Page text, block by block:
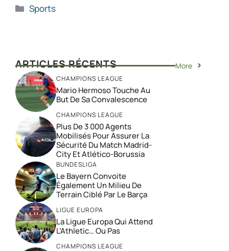
Catégories
Sports
ARTICLES RÉCENTS More
CHAMPIONS LEAGUE
Mario Hermoso Touche Au
But De Sa Convalescence
CHAMPIONS LEAGUE
Plus De 3 000 Agents
Mobilisés Pour Assurer La
Sécurité Du Match Madrid-
City Et Atlético-Borussia
BUNDESLIGA
Le Bayern Convoite
Également Un Milieu De
Terrain Ciblé Par Le Barça
LIGUE EUROPA
La Ligue Europa Qui Attend
L’Athletic… Ou Pas
CHAMPIONS LEAGUE